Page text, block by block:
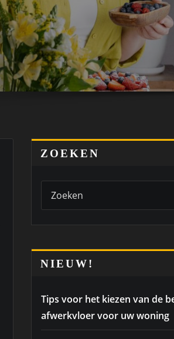
ZOEKEN
NIEUW!
Tips voor het kiezen van de
afwerkvloer voor uw woning